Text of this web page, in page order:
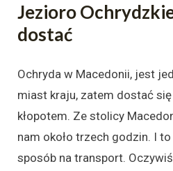
Jezioro
dostać
Ochryda w Macedonii, jest
miast kraju, zatem dostać
kłopotem. Ze stolicy
nam około trzech godzin. I
sposób na transport.